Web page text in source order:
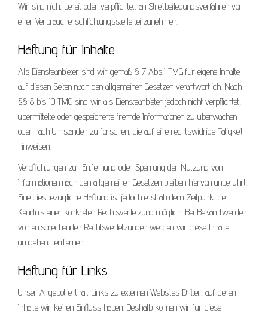
Wir sind nicht bereit oder verpflichtet, an Streitbeilegungsverfahren vor
einer Verbraucherschlichtungsstelle teilzunehmen.
Haftung für Inhalte
Als Diensteanbieter sind wir gemäß § 7 Abs.1 TMG für eigene Inhalte
auf diesen Seiten nach den allgemeinen Gesetzen verantwortlich. Nach
§§ 8 bis 10 TMG sind wir als Diensteanbieter jedoch nicht verpflichtet,
übermittelte oder gespeicherte fremde Informationen zu überwachen
oder nach Umständen zu forschen, die auf eine rechtswidrige Tätigkeit
hinweisen.
Verpflichtungen zur Entfernung oder Sperrung der Nutzung von
Informationen nach den allgemeinen Gesetzen bleiben hiervon unberührt.
Eine diesbezügliche Haftung ist jedoch erst ab dem Zeitpunkt der
Kenntnis einer konkreten Rechtsverletzung möglich. Bei Bekanntwerden
von entsprechenden Rechtsverletzungen werden wir diese Inhalte
umgehend entfernen.
Haftung für Links
Unser Angebot enthält Links zu externen Websites Dritter, auf deren
Inhalte wir keinen Einfluss haben. Deshalb können wir für diese